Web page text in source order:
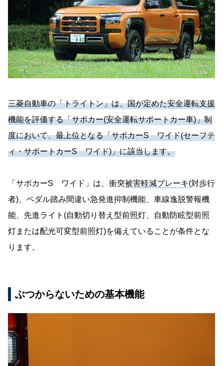
三菱自動車の「トライトン」は、国が定めた安全運転支援
機能を評価する「サポカー(安全運転サポートカー車)」制
度において、最上位となる「サポカーS ワイド(セーフテ
ィ・サポートカーS ワイド)」に該当します。
「サポカーS ワイド」は、衝突被害軽減ブレーキ(対歩行
者)、ペダル踏み間違い急発進抑制機能、車線逸脱警報機
能、先進ライト(自動切り替え型前照灯、自動防眩型前照
灯または配光可変型前照灯)を備えていることが条件とな
ります。
ぶつからないための基本機能